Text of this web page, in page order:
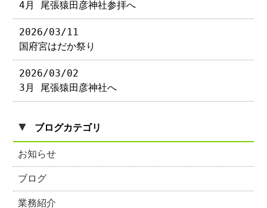
4月 尾張猿田彦神社参拝へ
2026/03/11
国府宮はだか祭り
2026/03/02
3月 尾張猿田彦神社へ
▼ ブログカテゴリ
お知らせ
ブログ
業務紹介